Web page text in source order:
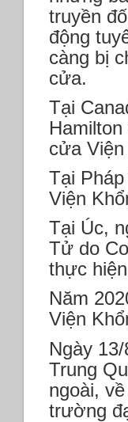
truyền
động
càng bị
cửa.
Tại
cửa
Tại
Viện
Tại Úc,
Tử do
thực
Năm
Viện
Ngày
Trung
ngoài,
trường